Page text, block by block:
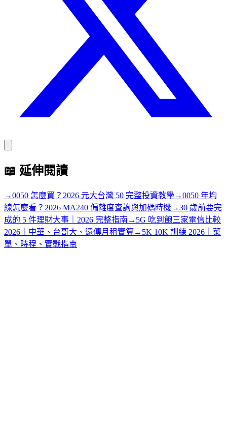
📖 延伸閱讀
→0050 怎麼買？2026 元大台灣 50 完整投資教學→0050 年均
線怎麼看？2026 MA240 偏離度查詢與加碼時機 →30 歲前要完
成的 5 件理財大事｜2026 完整指南 → 5G 吃到飽三家電信比較
2026｜中華、台哥大、遠傳月租實算→ 5K 10K 訓練 2026｜菜
單、時程、實戰指南